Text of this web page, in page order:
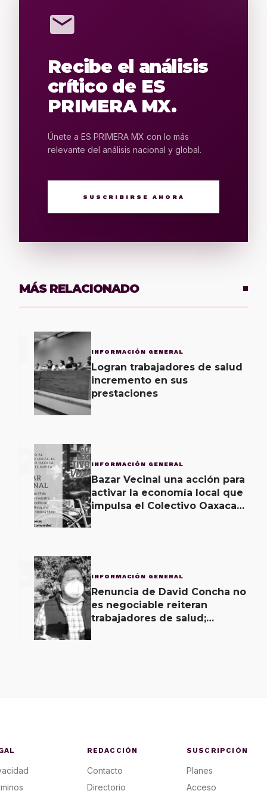
mail
Recibe el análisis
crítico de ES
PRIMERA MX.
Únete a ES PRIMERA MX con lo más
relevante del análisis nacional y global.
SUSCRIBIRSE AHORA
MÁS RELACIONADO
INFORMACIÓN GENERAL
Logran trabajadores de salud
incremento en sus
prestaciones
2 INFORMACIÓN GENERAL
Bazar Vecinal una acción para
activar la economía local que
impulsa el Colectivo Oaxaca
3 INFORMACIÓN GENERAL
Renuncia de David Concha no
es negociable reiteran
trabajadores de salud;
REDACCIÓN
Contacto
Directorio
SUSCRIPCIÓN
Planes
Acceso